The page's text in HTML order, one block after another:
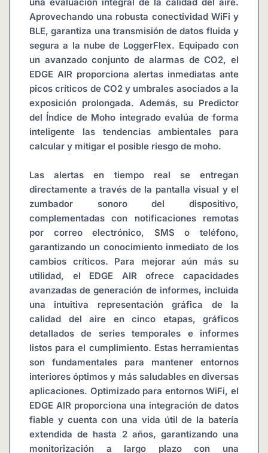
Aprovechando una robusta conectividad WiFi y
BLE, garantiza una transmisión de datos fluida y
segura a la nube de LoggerFlex. Equipado con
un avanzado conjunto de alarmas de CO2, el
EDGE AIR proporciona alertas inmediatas ante
picos críticos de CO2 y umbrales asociados a la
exposición prolongada. Además, su Predictor
del Índice de Moho integrado evalúa de forma
inteligente las tendencias ambientales para
calcular y mitigar el posible riesgo de moho.
Las alertas en tiempo real se entregan
directamente a través de la pantalla visual y el
zumbador sonoro del dispositivo,
complementadas con notificaciones remotas
por correo electrónico, SMS o teléfono,
garantizando un conocimiento inmediato de los
cambios críticos. Para mejorar aún más su
utilidad, el EDGE AIR ofrece capacidades
avanzadas de generación de informes, incluida
una intuitiva representación gráfica de la
calidad del aire en cinco etapas, gráficos
detallados de series temporales e informes
listos para el cumplimiento. Estas herramientas
son fundamentales para mantener entornos
interiores óptimos y más saludables en diversas
aplicaciones. Optimizado para entornos WiFi, el
EDGE AIR proporciona una integración de datos
fiable y cuenta con una vida útil de la batería
extendida de hasta 2 años, garantizando una
monitorización a largo plazo con una